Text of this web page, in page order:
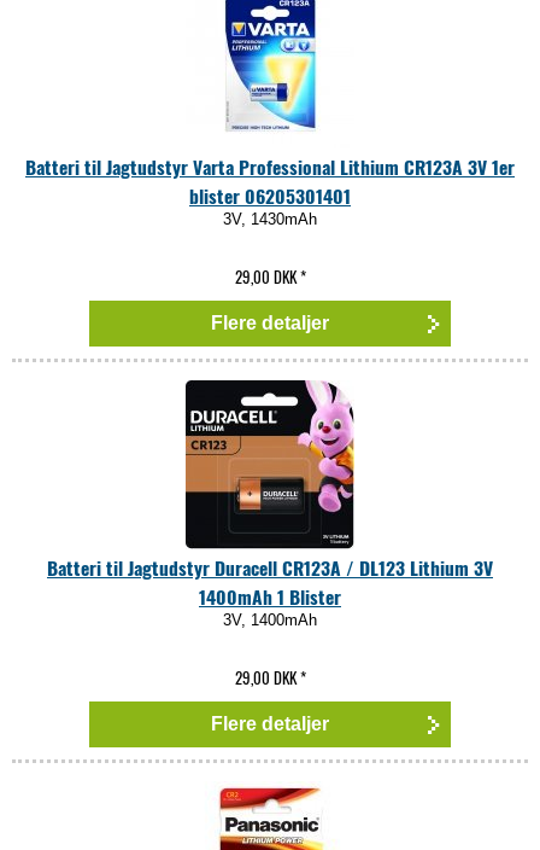
Batteri til Jagtudstyr Varta Professional Lithium CR123A 3V 1er
blister 06205301401
3V, 1430mAh
29,00 DKK*
Flere detaljer
Batteri til Jagtudstyr Duracell CR123A / DL123 Lithium 3V
1400mAh 1 Blister
3V, 1400mAh
29,00 DKK*
Flere detaljer